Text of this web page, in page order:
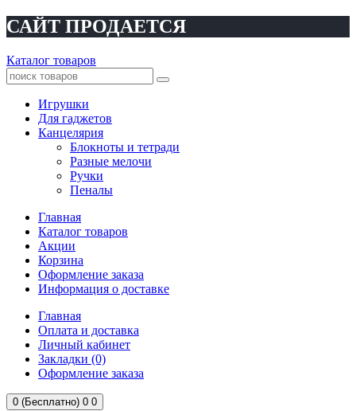
САЙТ ПРОДАЕТСЯ
Каталог товаров
Игрушки
Для гаджетов
Канцелярия
Блокноты и тетради
Разные мелочи
Ручки
Пеналы
Главная
Каталог товаров
Акции
Корзина
Оформление заказа
Информация о доставке
Главная
Оплата и доставка
Личный кабинет
Закладки (0)
Оформление заказа
0 (Бесплатно) 0 0